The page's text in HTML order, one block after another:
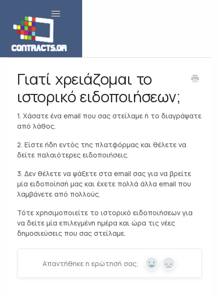
Toggle Navigation
Γιατί χρειάζομαι το
ιστορικό ειδοποιήσεων;
1. Χάσατε ένα email που σας στείλαμε ή το διαγράψατε
από λάθος.
2. Είστε ήδη εντός της πλατφόρμας και θέλετε να
δείτε παλαιότερες ειδοποιήσεις.
3. Δεν θέλετε να ψάξετε στα email σας για να βρείτε
μία ειδοποίησή μας και έχετε πολλά άλλα email που
λαμβάνετε από πολλούς.
Τότε χρησιμοποιείτε το ιστορικό ειδοποιήσεων για
να δείτε μία επιλεγμένη ημέρα και ώρα τις νέες
δημοσιεύσεις που σας στείλαμε.
Απαντήθηκε η ερώτησή σας;
Yes No